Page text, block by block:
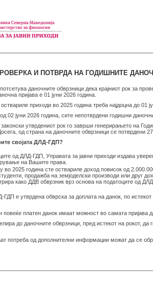
И ПОТВРДА НА ГОДИШНИТЕ
даночните обврзници дека крајниот рок за
пријава е 01 јуни 2026 година.
приходи во 2025 година треба најдоцна до 01
02 јуни 2026 година, сите непотврдени годишни
утврдениот рок го заврши генерирањето на
од страна на даночните обврзници се потврдени
својата ДЛД-ГДП?
од ДЛД-ГДП, Управата за јавни приходи издава
на Вашите права.
во 2025 година сте оствариле доход повисок од
продажба на земјоделски производи или друг
како ДДВ обврзник врз основа на податоците од
ГДП е утврдена обврска за доплата на данок, по
повеќе платен данок имаат можност во самата пријава
до даночните обврзници, пред истекот на рокот,
потреба од дополнителни информации можат да се